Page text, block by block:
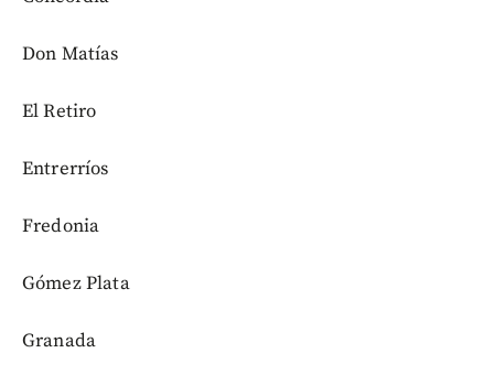
Don Matías
El Retiro
Entrerríos
Fredonia
Gómez Plata
Granada